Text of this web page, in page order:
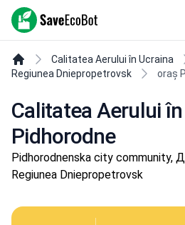
SaveEcoBot
Calitatea Aerului în Ucraina
Regiunea Dniepropetrovsk
oraș
Calitatea Aerului
Pidhorodne
Pidhorodnenska city community,
Regiunea Dniepropetrovsk